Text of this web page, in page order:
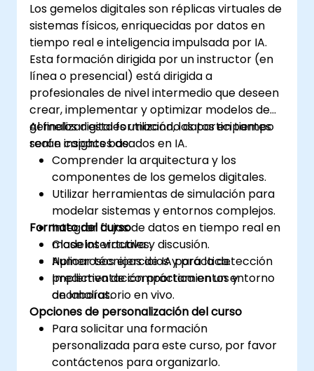
Los gemelos digitales son réplicas virtuales de
sistemas físicos, enriquecidas por datos en
tiempo real e inteligencia impulsada por IA.
Esta formación dirigida por un instructor (en
línea o presencial) está dirigida a
profesionales de nivel intermedio que deseen
crear, implementar y optimizar modelos de
gemelos digitales utilizando datos en tiempo
real e insights basados en IA.
Al finalizar esta formación, los participantes
serán capaces de:
Comprender la arquitectura y los
componentes de los gemelos digitales.
Utilizar herramientas de simulación para
modelar sistemas y entornos complejos.
Integrar flujos de datos en tiempo real en
modelos virtuales.
Aplicar técnicas de IA para la detección
predictiva de comportamientos y
anomalías.
Formato del curso
Clase interactiva y discusión.
Numerosos ejercicios y práctica.
Implementación práctica en un entorno
de laboratorio en vivo.
Opciones de personalización del curso
Para solicitar una formación
personalizada para este curso, por favor
contáctenos para organizarlo.